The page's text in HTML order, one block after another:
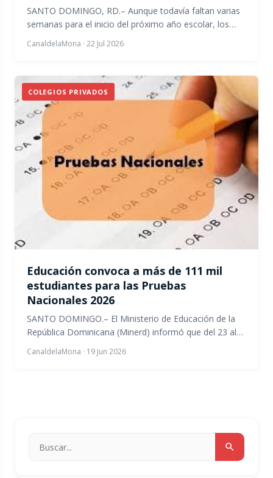
SANTO DOMINGO, RD.– Aunque todavía faltan varias
semanas para el inicio del próximo año escolar, los…
CanaldelaMona · 22 Jul 2026
COLEGIOS PRIVADOS
Educación convoca a más de 111 mil
estudiantes para las Pruebas
Nacionales 2026
SANTO DOMINGO.– El Ministerio de Educación de la
República Dominicana (Minerd) informó que del 23 al…
CanaldelaMona · 19 Jun 2026